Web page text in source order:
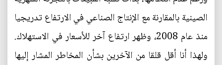
الصينية بالمقارنة مع الإنتاج الصناعي في الارتفاع تدريجيا
منذ عام 2008، وظهر ارتفاع آخر للأسعار في الاستهلاك.
ولهذا أنا أقل قلقا من الآخرين بشأن المخاطر المشار إليها